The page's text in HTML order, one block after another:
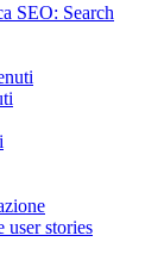
SEO: Search
user stories